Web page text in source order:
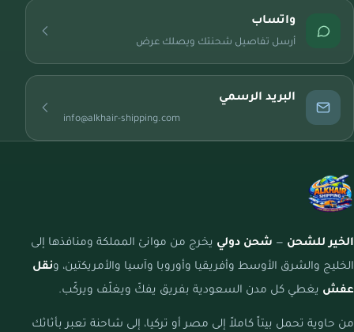
واتساب
أرسل تفاصيل شحنتك ويصلك عرض
البريد الرسمي
info@alkhair-shipping.com
الخير للشحن — شحن دولي يخرج من موانئ المملكة ومنافذها إلى
الخليج والشرق الأوسط وأفريقيا وأوروبا وآسيا والأمريكتين، ونقل
عفش يغطي كل مدن السعودية بفريق يفكّ ويغلّف ويركّب.
من حاوية تحمل بيتاً كاملاً إلى مصر أو تركيا، إلى شاحنة تعبر بأثاثك